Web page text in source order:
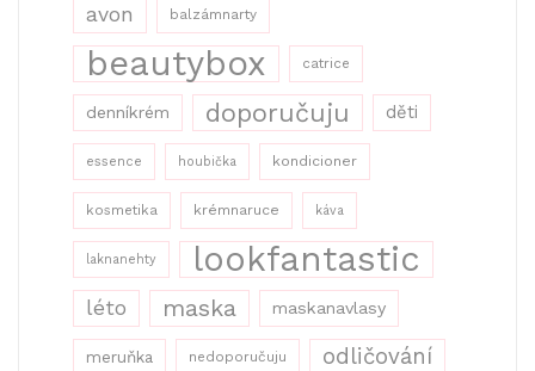
avon balzámnarty
beautybox catrice
denníkrém doporučuju děti
essence houbička kondicioner
kosmetika krémnaruce káva
laknanehty lookfantastic
léto maska maskanavlasy
meruňka nedoporučuju odličování